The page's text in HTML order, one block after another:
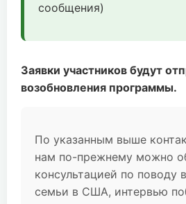
сообщения)
Заявки участников будут
возобновления программы.
По указанным выше
нам по-прежнему можно
консультацией по поводу
семьи в США, интервью